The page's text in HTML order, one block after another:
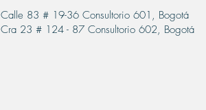
Calle 83 # 19-36 Consultorio 601, Bogotá
Cra 23 # 124 - 87 Consultorio 602, Bogotá